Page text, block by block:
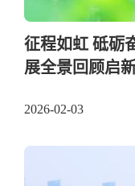
征程如虹 砥砺
展全景回顾启
2026-02-03